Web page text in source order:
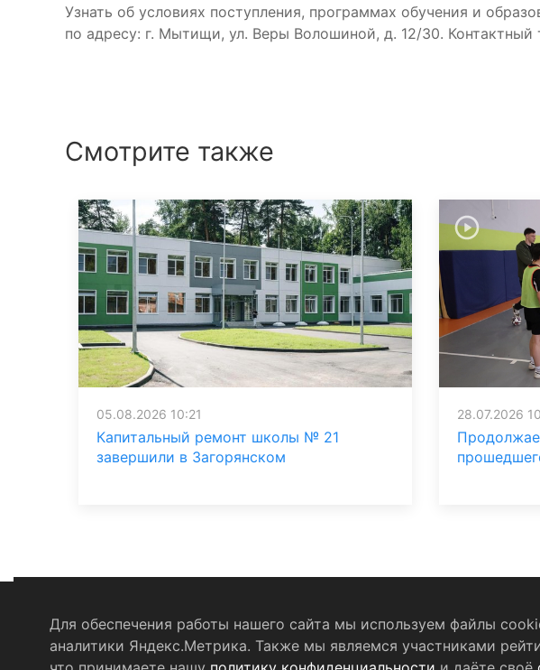
Узнать об условиях поступления, программах обучения и
по адресу: г. Мытищи, ул. Веры Волошиной, д. 12/30.
Смотрите также
05.08.2026 10:21
Капитальный ремонт школы № 21
завершили в Загорянском
28.07.2026
Политика конфиденциальности Согласие на обработку
Для обеспечения работы нашего сайта мы используем файлы
аналитики Яндекс.Метрика. Также мы являемся участниками